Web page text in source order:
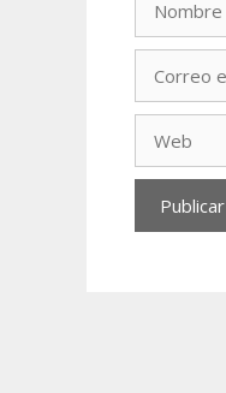
electrónico